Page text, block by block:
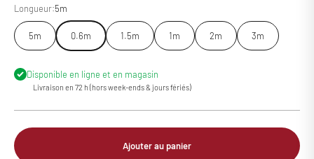
Longueur:5m
5m 0.6m 1.5m 1m 2m 3m
Disponible en ligne et en magasin
Livraison en 72 h (hors week-ends & jours fériés)
Ajouter au panier